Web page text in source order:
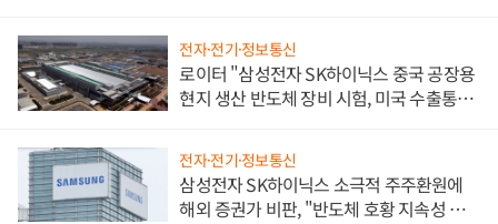
전자·전기·정보통신
로이터 "삼성전자 SK하이닉스 중국 공장용
현지 생산 반도체 장비 시험, 미국 수출통제
전자·전기·정보통신
삼성전자 SK하이닉스 소극적 주주환원에
해외 증권가 비판, "반도체 호황 지속성 의